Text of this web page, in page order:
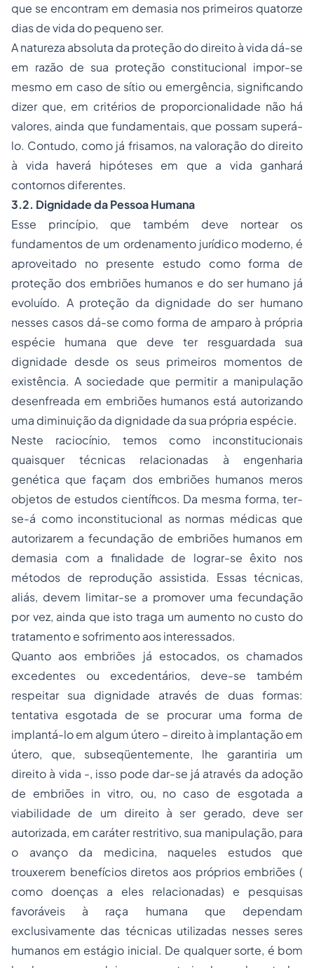
que se encontram em demasia nos primeiros quatorze
dias de vida do pequeno ser.
A natureza absoluta da proteção do direito à vida dá-se
em razão de sua proteção constitucional impor-se
mesmo em caso de sítio ou emergência, significando
dizer que, em critérios de proporcionalidade não há
valores, ainda que fundamentais, que possam superá-
lo. Contudo, como já frisamos, na valoração do direito
à vida haverá hipóteses em que a vida ganhará
contornos diferentes.
3.2. Dignidade da Pessoa Humana
Esse princípio, que também deve nortear os
fundamentos de um ordenamento jurídico moderno, é
aproveitado no presente estudo como forma de
proteção dos embriões humanos e do ser humano já
evoluído. A proteção da dignidade do ser humano
nesses casos dá-se como forma de amparo à própria
espécie humana que deve ter resguardada sua
dignidade desde os seus primeiros momentos de
existência. A sociedade que permitir a manipulação
desenfreada em embriões humanos está autorizando
uma diminuição da dignidade da sua própria espécie.
Neste raciocínio, temos como inconstitucionais
quaisquer técnicas relacionadas à engenharia
genética que façam dos embriões humanos meros
objetos de estudos científicos. Da mesma forma, ter-
se-á como inconstitucional as normas médicas que
autorizarem a fecundação de embriões humanos em
demasia com a finalidade de lograr-se êxito nos
métodos de reprodução assistida. Essas técnicas,
aliás, devem limitar-se a promover uma fecundação
por vez, ainda que isto traga um aumento no custo do
tratamento e sofrimento aos interessados.
Quanto aos embriões já estocados, os chamados
excedentes ou excedentários, deve-se também
respeitar sua dignidade através de duas formas:
tentativa esgotada de se procurar uma forma de
implantá-lo em algum útero – direito à implantação em
útero, que, subseqüentemente, lhe garantiria um
direito à vida -, isso pode dar-se já através da adoção
de embriões in vitro, ou, no caso de esgotada a
viabilidade de um direito à ser gerado, deve ser
autorizada, em caráter restritivo, sua manipulação, para
o avanço da medicina, naqueles estudos que
trouxerem benefícios diretos aos próprios embriões (
como doenças a eles relacionadas) e pesquisas
favoráveis à raça humana que dependam
exclusivamente das técnicas utilizadas nesses seres
humanos em estágio inicial. De qualquer sorte, é bom